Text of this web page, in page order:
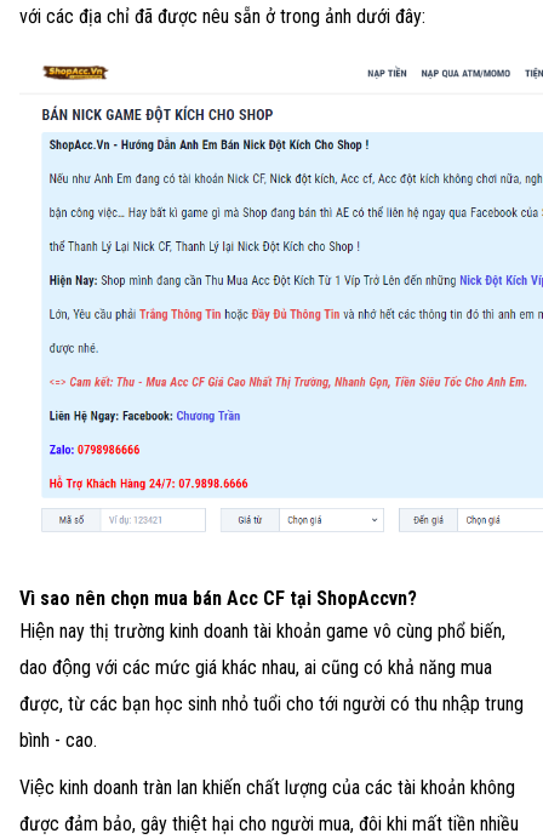
với các địa chỉ đã được nêu sẵn ở trong ảnh dưới đây:
Vì sao nên chọn mua bán Acc CF tại ShopAccvn?
Hiện nay thị trường kinh doanh tài khoản game vô cùng phổ biến,
dao động với các mức giá khác nhau, ai cũng có khả năng mua
được, từ các bạn học sinh nhỏ tuổi cho tới người có thu nhập trung
bình - cao.
Việc kinh doanh tràn lan khiến chất lượng của các tài khoản không
được đảm bảo, gây thiệt hại cho người mua, đôi khi mất tiền nhiều